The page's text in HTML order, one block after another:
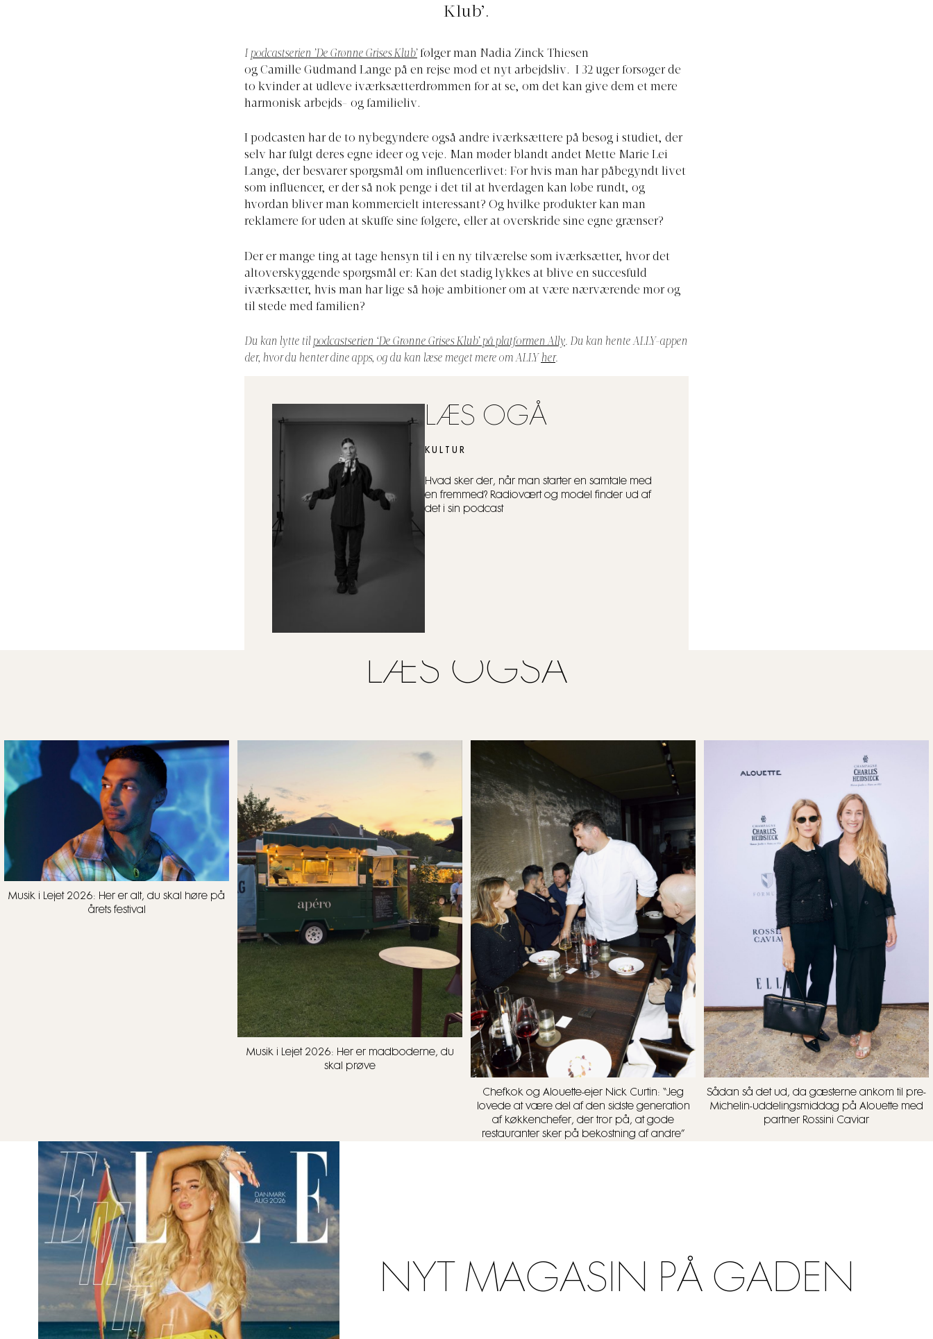
Klub’.
I podcastserien ’De Grønne Grises Klub’ følger man Nadia Zinck Thiesen
og Camille Gudmand Lange på en rejse mod et nyt arbejdsliv. I 32 uger forsøger de
to kvinder at udleve iværksætterdrømmen for at se, om det kan give dem et mere
harmonisk arbejds- og familieliv.
I podcasten har de to nybegyndere også andre iværksættere på besøg i studiet, der
selv har fulgt deres egne ideer og veje. Man møder blandt andet Mette Marie Lei
Lange, der besvarer spørgsmål om influencerlivet: For hvis man har påbegyndt livet
som influencer, er der så nok penge i det til at hverdagen kan løbe rundt, og
hvordan bliver man kommercielt interessant? Og hvilke produkter kan man
reklamere for uden at skuffe sine følgere, eller at overskride sine egne grænser?
Der er mange ting at tage hensyn til i en ny tilværelse som iværksætter, hvor det
altoverskyggende spørgsmål er: Kan det stadig lykkes at blive en succesfuld
iværksætter, hvis man har lige så høje ambitioner om at være nærværende mor og
til stede med familien?
Du kan lytte til podcastserien ‘De Grønne Grises Klub’ på platformen Ally. Du kan hente ALLY-appen
der, hvor du henter dine apps, og du kan læse meget mere om ALLY her.
LÆS OGÅ
KULTUR
Hvad sker der, når man starter en samtale med
en fremmed? Radiovært og model finder ud af
det i sin podcast
LÆS OGSÅ
Musik i Lejet 2026: Her er alt, du skal høre på
årets festival
Musik i Lejet 2026: Her er madboderne, du
skal prøve
Chefkok og Alouette-ejer Nick Curtin: “Jeg
lovede at være del af den sidste generation
af køkkenchefer, der tror på, at gode
restauranter sker på bekostning af andre”
Sådan så det ud, da gæsterne ankom til pre-
Michelin-uddelingsmiddag på Alouette med
partner Rossini Caviar
NYT MAGASIN PÅ GADEN